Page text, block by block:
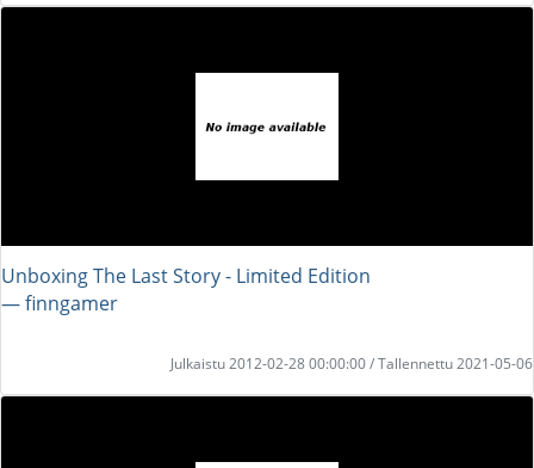
Unboxing The Last Story - Limited Edition
― finngamer
Julkaistu 2012-02-28 00:00:00 / Tallennettu 2021-05-06